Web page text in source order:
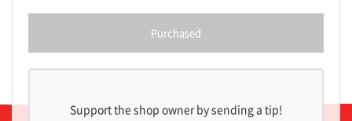
Purchased
Support the shop owner by sending a tip!